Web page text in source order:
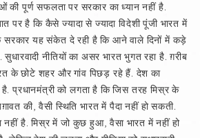
पूर्ण सफलता पर सरकार का ध्यान नहीं है.
पर है कि कैसे ज्यादा से ज्यादा विदेशी पूंजी भारत में
यह संकेत दे रही है कि आने वाले दिनों में कड़े
नीतियों का असर भारत भुगत रहा है. ग़रीब
के छोटे शहर और गांव पिछड़ रहे हैं. देश का
है. प्रधानमंत्री को लगता है कि जिस तरह मिस्र के
की, वैसी स्थिति भारत में पैदा नहीं हो सकती.
नहीं है. मिस्र में जो कुछ हुआ, वैसा भारत में नहीं हो